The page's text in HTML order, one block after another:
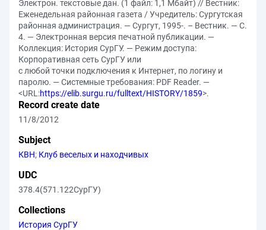
Электрон. текстовые дан. (1 файл: 1,1 Мбайт) // Вестник:
Еженедельная районная газета / Учредитель: Сургутская
районная администрация. — Сургут, 1995-. – Вестник. — С.
4. — Электронная версия печатной публикации. —
Коллекция: История СурГУ. — Режим доступа:
Корпоративная сеть СурГУ или
с любой точки подключения к Интернет, по логину и
паролю. — Системные требования: PDF Reader. —
<URL:https://elib.surgu.ru/fulltext/HISTORY/1859>.
Record create date
11/8/2012
Subject
КВН; Клуб веселых и находчивых
UDC
378.4(571.122СурГУ)
Collections
История СурГУ